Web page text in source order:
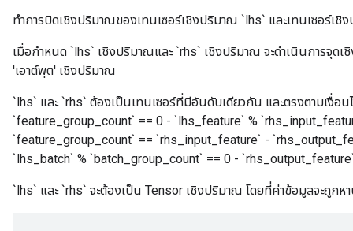
ทำการบิดเชิงปริมาณของเทนเซอร์เชิงปริมาณ `lhs` และเทนเซอร์เ
เมื่อกำหนด `lhs` เชิงปริมาณและ `rhs` เชิงปริมาณ จะดำเนินการจุด
'เอาต์พุต' เชิงปริมาณ
`lhs` และ `rhs` ต้องเป็นเทนเซอร์ที่มีอันดับเดียวกัน และตรงตามเงื่อ
`feature_group_count` == 0 - `lhs_feature` %
`feature_group_count` == `rhs_input_feature` -
`lhs_batch` % `batch_group_count` == 0 -
`lhs` และ `rhs` จะต้องเป็น Tensor เชิงปริมาณ โดยที่ค่าข้อมูลจะถูกห